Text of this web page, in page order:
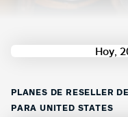
Hoy,
PLANES DE RESELLER
PARA UNITED STATES